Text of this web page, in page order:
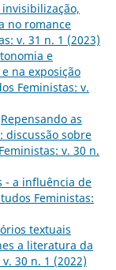
no romance
v. 31 n. 1 (2023)
e
na exposição
Feministas: v.
Repensando as
discussão sobre
v. 30 n.
- a influência de
Feministas:
textuais
a literatura da
30 n. 1 (2022)